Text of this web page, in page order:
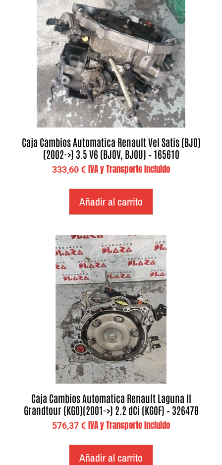
Caja Cambios Automatica Renault Vel Satis (BJ0)
(2002->) 3.5 V6 (BJ0V, BJ0U) – 165610
333,60€ IVA y Transporte Incluido
Añadir al carrito
Caja Cambios Automatica Renault Laguna II
Grandtour (KG0)(2001->) 2.2 dCi (KG0F) – 326478
576,37€ IVA y Transporte Incluido
Añadir al carrito